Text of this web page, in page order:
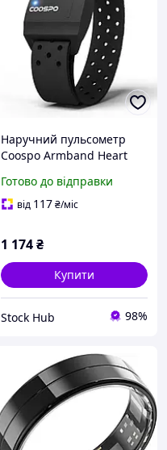
Наручний пульсометр
Coospo Armband Heart
Браслет для моніторингу
серцевого ритму
Готово до відправки
від 117₴/міс
1 174₴
Купити
Stock Hub 98%